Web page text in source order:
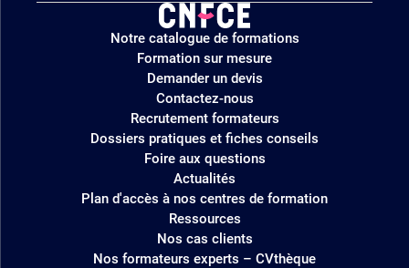
Logo
site
Notre catalogue de formations
Formation sur mesure
Demander un devis
Contactez-nous
Recrutement formateurs
Dossiers pratiques et fiches conseils
Foire aux questions
Actualités
Plan d'accès à nos centres de formation
Ressources
Nos cas clients
Nos formateurs experts – CVthèque